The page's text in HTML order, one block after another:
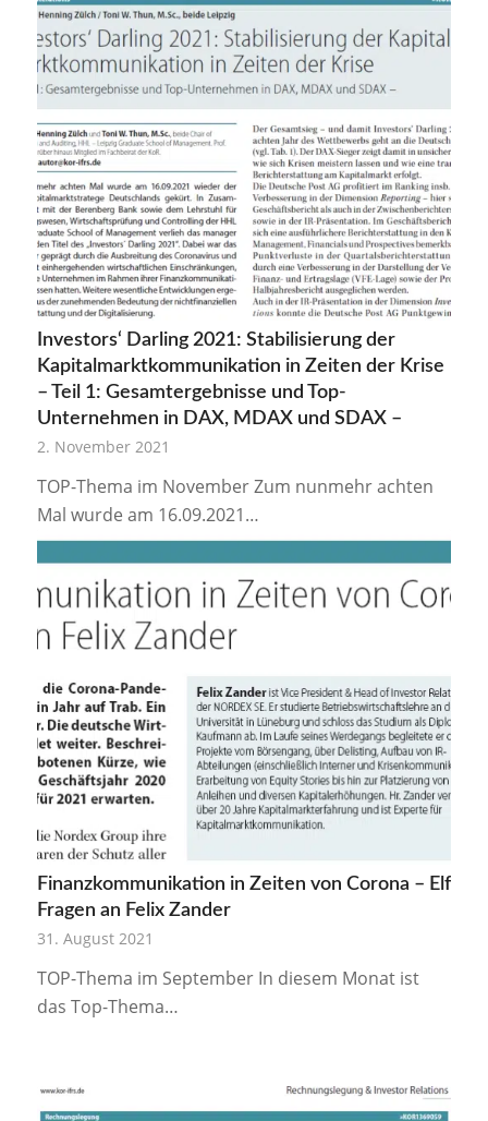
Investors‘ Darling 2021: Stabilisierung der
Kapitalmarktkommunikation in Zeiten der Krise
– Teil 1: Gesamtergebnisse und Top-
Unternehmen in DAX, MDAX und SDAX –
2. November 2021
TOP-Thema im November Zum nunmehr achten
Mal wurde am 16.09.2021…
Finanzkommunikation in Zeiten von Corona – Elf
Fragen an Felix Zander
31. August 2021
TOP-Thema im September In diesem Monat ist
das Top-Thema…